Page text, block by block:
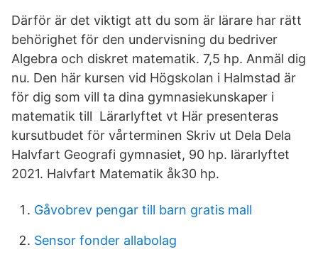
Därför är det viktigt att du som är lärare har rätt
behörighet för den undervisning du bedriver
Algebra och diskret matematik. 7,5 hp. Anmäl dig
nu. Den här kursen vid Högskolan i Halmstad är
för dig som vill ta dina gymnasiekunskaper i
matematik till Lärarlyftet vt Här presenteras
kursutbudet för vårterminen Skriv ut Dela Dela
Halvfart Geografi gymnasiet, 90 hp. lärarlyftet
2021. Halvfart Matematik åk30 hp.
Gåvobrev pengar till barn gratis mall
Sensor fonder allabolag